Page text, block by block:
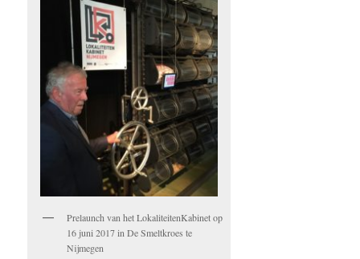
Prelaunch van het LokaliteitenKabinet op
16 juni 2017 in De Smeltkroes te
Nijmegen